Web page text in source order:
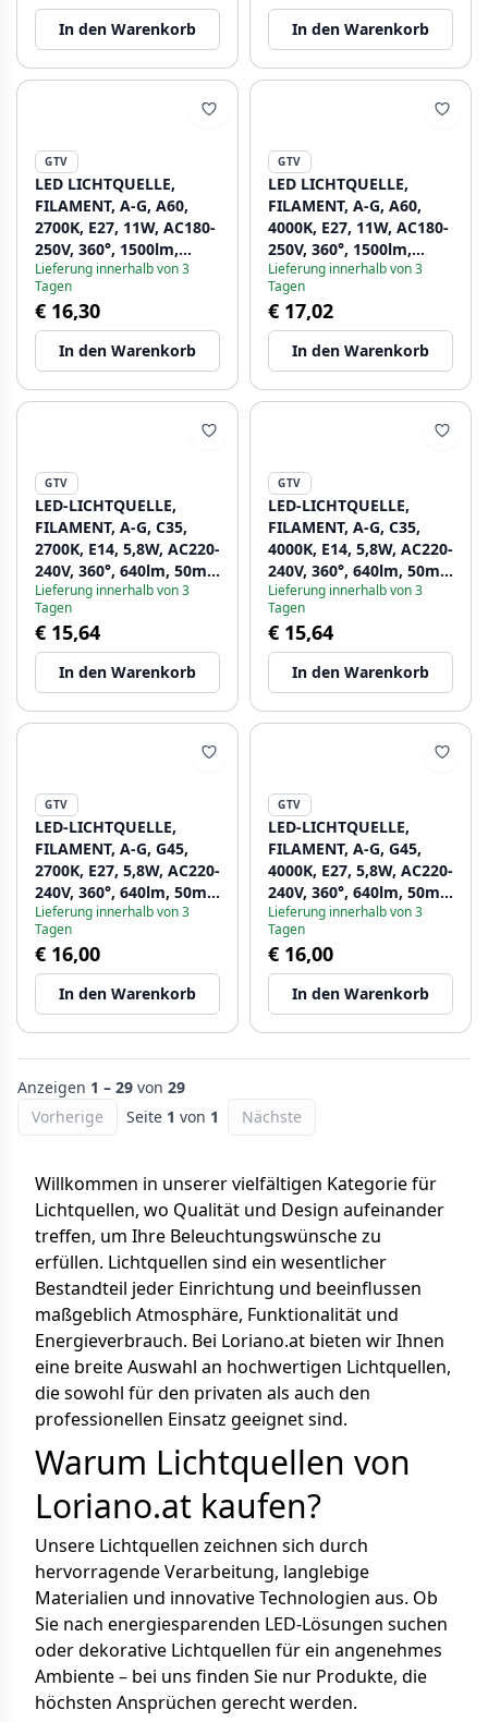
In den Warenkorb In den Warenkorb
GTV
LED LICHTQUELLE,
FILAMENT, A-G, A60,
2700K, E27, 11W, AC180-
250V, 360°, 1500lm,
96mA 1208966962 - Set
mit 4
Lieferung innerhalb von 3
Tagen
€ 16,30
In den Warenkorb
GTV
LED LICHTQUELLE,
FILAMENT, A-G, A60,
4000K, E27, 11W, AC180-
250V, 360°, 1500lm,
96mA 1208966963 - Set
mit 4
Lieferung innerhalb von 3
Tagen
€ 17,02
In den Warenkorb
GTV
LED-LICHTQUELLE,
FILAMENT, A-G, C35,
2700K, E14, 5,8W, AC220-
240V, 360°, 640lm, 50mA
1208966964 - Set mit 6
Lieferung innerhalb von 3
Tagen
€ 15,64
In den Warenkorb
GTV
LED-LICHTQUELLE,
FILAMENT, A-G, C35,
4000K, E14, 5,8W, AC220-
240V, 360°, 640lm, 50mA
1208966965 - Set mit 6
Lieferung innerhalb von 3
Tagen
€ 15,64
In den Warenkorb
GTV
LED-LICHTQUELLE,
FILAMENT, A-G, G45,
2700K, E27, 5,8W, AC220-
240V, 360°, 640lm, 50mA
1208966966 - Set mit 6
Lieferung innerhalb von 3
Tagen
€ 16,00
In den Warenkorb
GTV
LED-LICHTQUELLE,
FILAMENT, A-G, G45,
4000K, E27, 5,8W, AC220-
240V, 360°, 640lm, 50mA
1208966967 - Set mit 6
Lieferung innerhalb von 3
Tagen
€ 16,00
In den Warenkorb
Anzeigen 1 – 29 von 29
Vorherige
Seite 1 von 1 Nächste
Willkommen in unserer vielfältigen Kategorie für
Lichtquellen, wo Qualität und Design aufeinander
treffen, um Ihre Beleuchtungswünsche zu
erfüllen. Lichtquellen sind ein wesentlicher
Bestandteil jeder Einrichtung und beeinflussen
maßgeblich Atmosphäre, Funktionalität und
Energieverbrauch. Bei Loriano.at bieten wir Ihnen
eine breite Auswahl an hochwertigen Lichtquellen,
die sowohl für den privaten als auch den
professionellen Einsatz geeignet sind.
Warum Lichtquellen von
Loriano.at kaufen?
Unsere Lichtquellen zeichnen sich durch
hervorragende Verarbeitung, langlebige
Materialien und innovative Technologien aus. Ob
Sie nach energiesparenden LED-Lösungen suchen
oder dekorative Lichtquellen für ein angenehmes
Ambiente – bei uns finden Sie nur Produkte, die
höchsten Ansprüchen gerecht werden.